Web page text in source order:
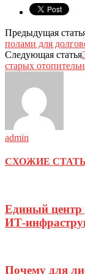
Предыдущая
полами для
Следующая статья
старых
admin
СХОЖИЕ
Единый центр
ИТ-
Почему для